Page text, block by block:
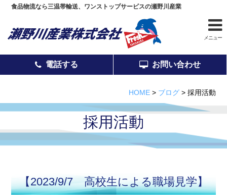
電話する お問い合わせ
食品物流なら三温帯輸送、ワンストップサービスの瀬野川産業
メニュー
電話する お問い合わせ
HOME> ブログ> 採用活動
採用活動
【2023/9/7 高校生による職場見学】